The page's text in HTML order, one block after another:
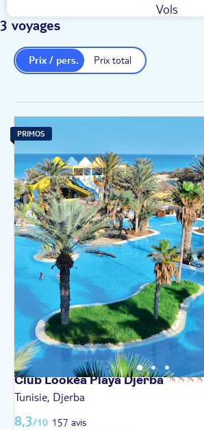
Vols
3 voyages
Prix total
Prix / pers.
PRIMOS
Club Lookéa PlayaDjerba
Tunisie, Djerba
8,3/10 157 avis